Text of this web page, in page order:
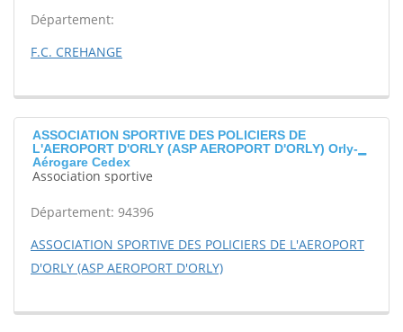
Département:
F.C. CREHANGE
ASSOCIATION SPORTIVE DES POLICIERS DE
L'AEROPORT D'ORLY (ASP AEROPORT D'ORLY) Orly-
Aérogare Cedex
Association sportive
Département: 94396
ASSOCIATION SPORTIVE DES POLICIERS DE L'AEROPORT
D'ORLY (ASP AEROPORT D'ORLY)